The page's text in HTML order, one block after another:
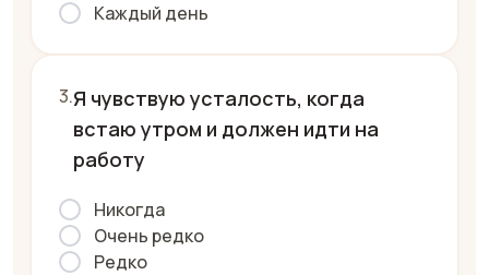
Каждый день
Я чувствую усталость, когда
встаю утром и должен идти на
работу
Никогда
Очень редко
Редко